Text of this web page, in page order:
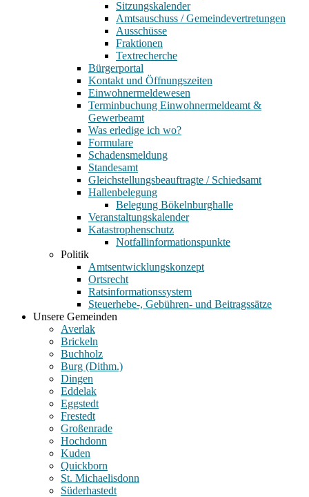
Sitzungskalender
Amtsauschuss / Gemeindevertretungen
Ausschüsse
Fraktionen
Textrecherche
Bürgerportal
Kontakt und Öffnungszeiten
Einwohnermeldewesen
Terminbuchung Einwohnermeldeamt &
Gewerbeamt
Was erledige ich wo?
Formulare
Schadensmeldung
Standesamt
Gleichstellungsbeauftragte / Schiedsamt
Hallenbelegung
Belegung Bökelnburghalle
Veranstaltungskalender
Katastrophenschutz
Notfallinformationspunkte
Politik
Amtsentwicklungskonzept
Ortsrecht
Ratsinformationssystem
Steuerhebe-, Gebühren- und Beitragssätze
Unsere Gemeinden
Averlak
Brickeln
Buchholz
Burg (Dithm.)
Dingen
Eddelak
Eggstedt
Frestedt
Großenrade
Hochdonn
Kuden
Quickborn
St. Michaelisdonn
Süderhastedt